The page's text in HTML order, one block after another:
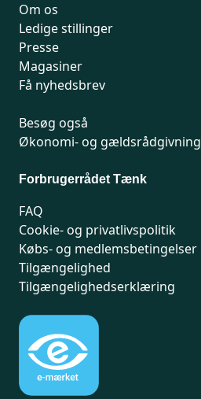
Om os
Ledige stillinger
Presse
Magasiner
Få nyhedsbrev
Besøg også
Økonomi- og gældsrådgivning
Forbrugerrådet Tænk
FAQ
Cookie- og privatlivspolitik
Købs- og medlemsbetingelser
Tilgængelighed
Tilgængelighedserklæring